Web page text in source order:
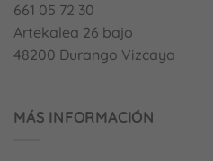
661 05 72 30
Artekalea 26 bajo
48200 Durango Vizcaya
MÁS INFORMACIÓN